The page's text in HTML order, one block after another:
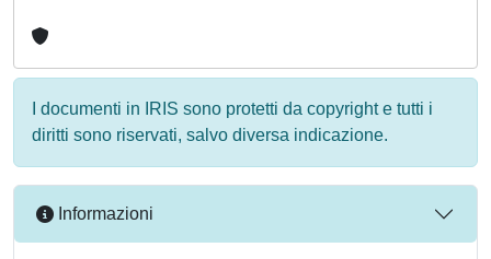
I documenti in IRIS sono protetti da copyright e tutti i
diritti sono riservati, salvo diversa indicazione.
Informazioni